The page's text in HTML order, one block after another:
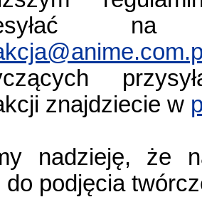
na
znajdziecie w
nadzieję, że
do podjęcia